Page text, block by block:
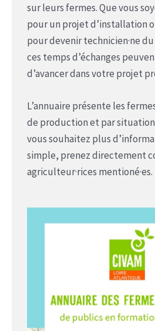
sur leurs fermes. Que vous
pour un projet d’installation
pour devenir technicien·ne
ces temps d’échanges
d’avancer dans votre projet
L’annuaire présente les
de production et par
vous souhaitez plus
simple, prenez directement
agriculteur·rices mentioné·es.